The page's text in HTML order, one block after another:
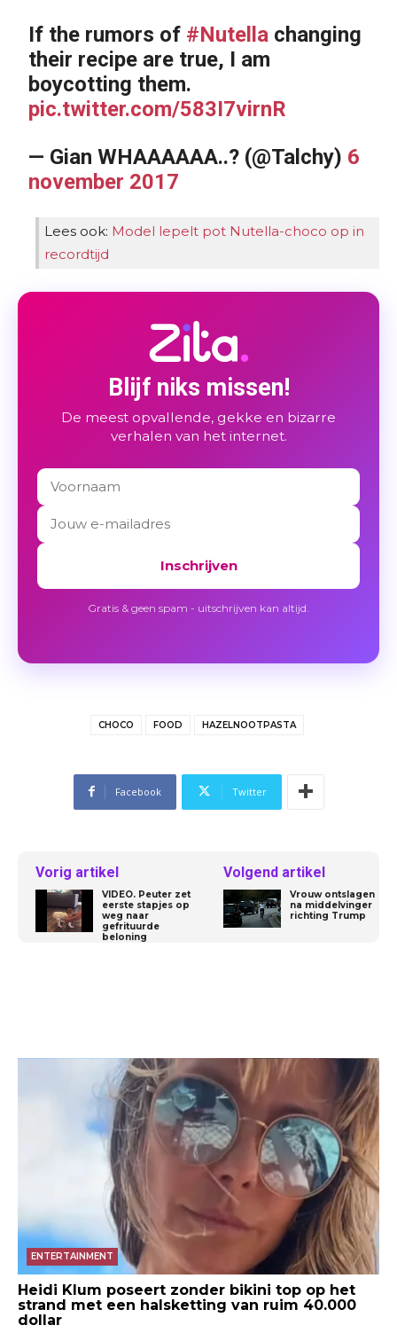
If the rumors of #Nutella changing
their recipe are true, I am
boycotting them.
pic.twitter.com/583I7virnR
— Gian WHAAAAAA..? (@Talchy) 6
november 2017
Lees ook: Model lepelt pot Nutella-choco op in
recordtijd
Blijf niks missen!
De meest opvallende, gekke en bizarre
verhalen van het internet.
Inschrijven
Gratis & geen spam - uitschrijven kan altijd.
CHOCO FOOD HAZELNOOTPASTA
Facebook Twitter
Vorig artikel
VIDEO. Peuter zet
eerste stapjes op
weg naar
gefrituurde
beloning
Volgend artikel
Vrouw ontslagen
na middelvinger
richting Trump
ENTERTAINMENT
Heidi Klum poseert zonder bikini top op het
strand met een halsketting van ruim 40.000
dollar